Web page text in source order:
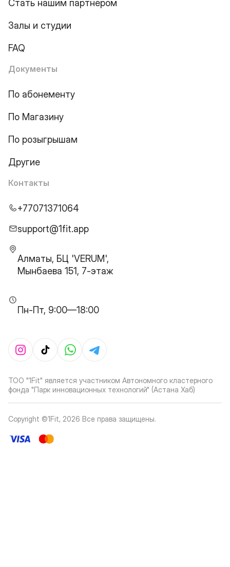
Стать нашим партнером
Залы и студии
FAQ
Документы
По абонементу
По Магазину
По розыгрышам
Другие
Контакты
+77071371064
support@1fit.app
Алматы, БЦ 'VERUM',
Мынбаева 151, 7-этаж
Пн-Пт, 9:00—18:00
ТОО "1Fit" является участником Автономного кластерного
фонда "Парк инновационных технологий" (Астана Хаб)
Copyright ©1Fit, 2026 Все права защищены.